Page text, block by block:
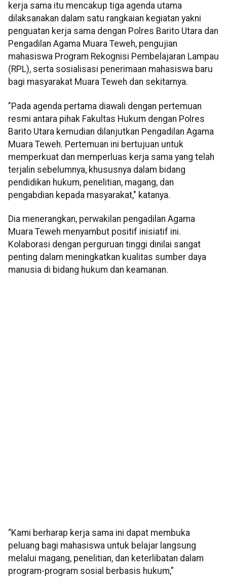
kerja sama itu mencakup tiga agenda utama
dilaksanakan dalam satu rangkaian kegiatan yakni
penguatan kerja sama dengan Polres Barito Utara dan
Pengadilan Agama Muara Teweh, pengujian
mahasiswa Program Rekognisi Pembelajaran Lampau
(RPL), serta sosialisasi penerimaan mahasiswa baru
bagi masyarakat Muara Teweh dan sekitarnya.
"Pada agenda pertama diawali dengan pertemuan
resmi antara pihak Fakultas Hukum dengan Polres
Barito Utara kemudian dilanjutkan Pengadilan Agama
Muara Teweh. Pertemuan ini bertujuan untuk
memperkuat dan memperluas kerja sama yang telah
terjalin sebelumnya, khususnya dalam bidang
pendidikan hukum, penelitian, magang, dan
pengabdian kepada masyarakat," katanya.
Dia menerangkan, perwakilan pengadilan Agama
Muara Teweh menyambut positif inisiatif ini.
Kolaborasi dengan perguruan tinggi dinilai sangat
penting dalam meningkatkan kualitas sumber daya
manusia di bidang hukum dan keamanan.
“Kami berharap kerja sama ini dapat membuka
peluang bagi mahasiswa untuk belajar langsung
melalui magang, penelitian, dan keterlibatan dalam
program-program sosial berbasis hukum,”